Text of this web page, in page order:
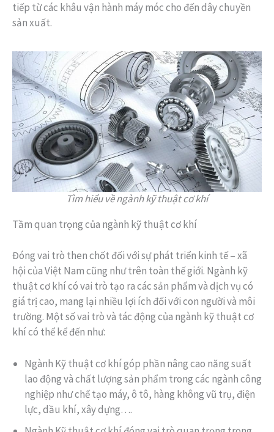
tiếp từ các khâu vận hành máy móc cho đến dây chuyền
sản xuất.
Tìm hiểu về ngành kỹ thuật cơ khí
Tầm quan trọng của ngành kỹ thuật cơ khí
Đóng vai trò then chốt đối với sự phát triển kinh tế – xã
hội của Việt Nam cũng như trên toàn thế giới. Ngành kỹ
thuật cơ khí có vai trò tạo ra các sản phẩm và dịch vụ có
giá trị cao, mang lại nhiều lợi ích đối với con người và môi
trường. Một số vai trò và tác động của ngành kỹ thuật cơ
khí có thể kể đến như:
Ngành Kỹ thuật cơ khí góp phần nâng cao năng suất
lao động và chất lượng sản phẩm trong các ngành công
nghiệp như chế tạo máy, ô tô, hàng không vũ trụ, điện
lực, dầu khí, xây dựng….